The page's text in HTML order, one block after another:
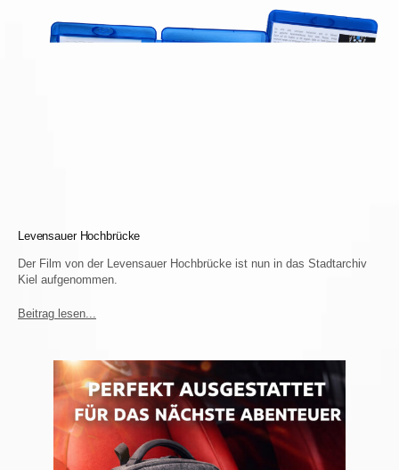
Levensauer Hochbrücke
Der Film von der Levensauer Hochbrücke ist nun in das Stadtarchiv
Kiel aufgenommen.
Beitrag lesen...